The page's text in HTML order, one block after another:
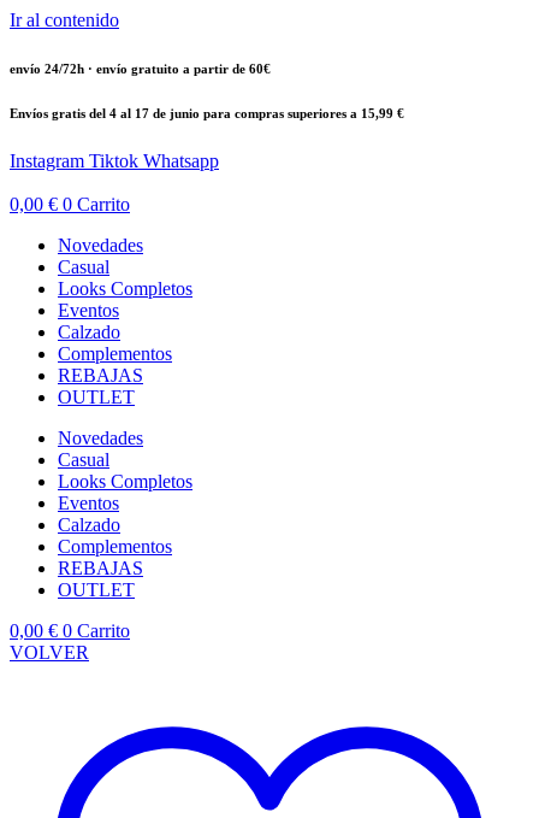
Ir al contenido
envío 24/72h · envío gratuito a partir de 60€
Envíos gratis del 4 al 17 de junio para compras superiores a 15,99 €
Instagram Tiktok Whatsapp
0,00 € 0 Carrito
Novedades
Casual
Looks Completos
Eventos
Calzado
Complementos
REBAJAS
OUTLET
Novedades
Casual
Looks Completos
Eventos
Calzado
Complementos
REBAJAS
OUTLET
0,00 € 0 Carrito
VOLVER